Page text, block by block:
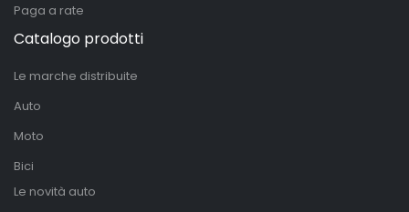
Paga a rate
Catalogo prodotti
Le marche distribuite
Auto
Moto
Bici
Le novità auto